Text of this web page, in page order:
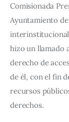
Comisionada
Ayuntamiento
interinstitucional
hizo un llamado
derecho de
de él, con el fin
recursos
derechos.